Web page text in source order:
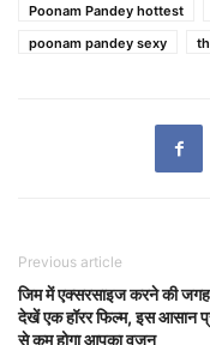
Poonam Pandey hottest
poonam pandey sexy
Previous article
जिम में एक्सरसाइज करने की जगह
देखें एक हॉरर फिल्म, इस आसान
से कम होगा आपका वजन